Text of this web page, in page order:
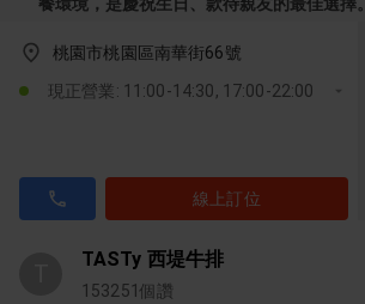
桃園市桃園區南華街66號
現正營業: 11:00-14:30, 17:00-22:00
線上訂位
TASTy 西堤牛排
153251 個讚